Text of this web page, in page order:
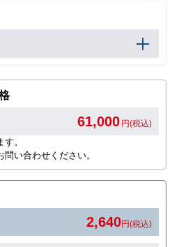
61,000 円(税込)
。
い合わせください。
2,640円(税込)